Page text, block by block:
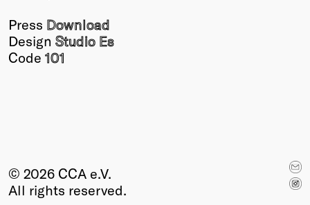
Press Download
Design Studio Es
Code 101
© 2026 CCA e.V.
All rights reserved.